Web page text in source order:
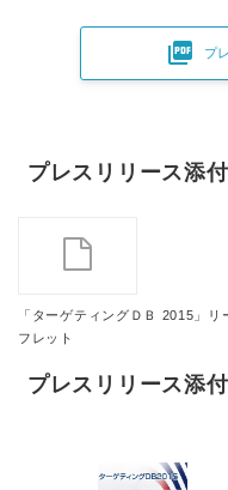
 プ
プレスリリース添
「ターゲティングＤＢ 2015」リ
フレット
プレスリリース添